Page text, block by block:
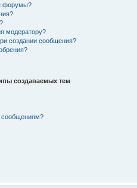
форумы?
модератору?
создании сообщения?
создаваемых тем
сообщениям?